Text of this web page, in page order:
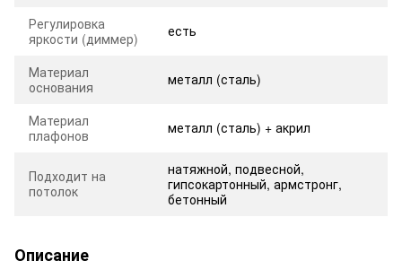
Регулировка
яркости (диммер)
есть
Материал
основания
металл (сталь)
Материал
плафонов
металл (сталь) + акрил
Подходит на
потолок
натяжной, подвесной,
гипсокартонный, армстронг,
бетонный
Описание